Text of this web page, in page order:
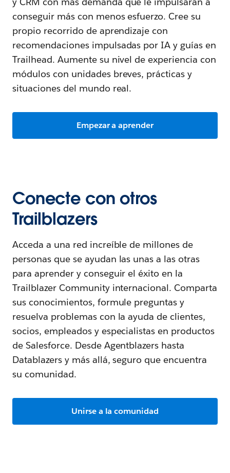
conseguir más con menos esfuerzo. Cree su
propio recorrido de aprendizaje con
recomendaciones impulsadas por IA y guías en
Trailhead. Aumente su nivel de experiencia con
módulos con unidades breves, prácticas y
situaciones del mundo real.
Empezar a aprender
Conecte con otros
Trailblazers
Acceda a una red increíble de millones de
personas que se ayudan las unas a las otras
para aprender y conseguir el éxito en la
Trailblazer Community internacional. Comparta
sus conocimientos, formule preguntas y
resuelva problemas con la ayuda de clientes,
socios, empleados y especialistas en productos
de Salesforce. Desde Agentblazers hasta
Datablazers y más allá, seguro que encuentra
su comunidad.
Unirse a la comunidad